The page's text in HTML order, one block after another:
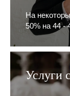
На
50% на 44 -
Услуги